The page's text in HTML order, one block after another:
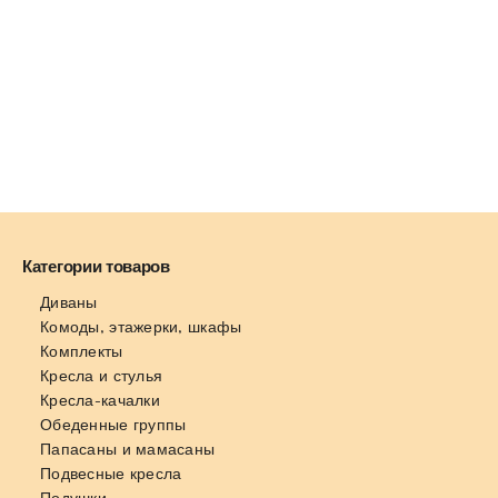
Категории товаров
Диваны
Комоды, этажерки, шкафы
Комплекты
Кресла и стулья
Кресла-качалки
Обеденные группы
Папасаны и мамасаны
Подвесные кресла